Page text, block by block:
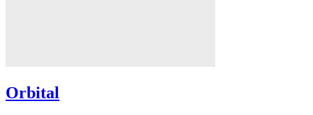
Orbital